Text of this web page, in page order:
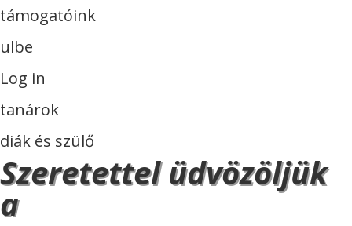
támogatóink
ulbe
Log in
tanárok
diák és szülő
Szeretettel üdvözöljük
a